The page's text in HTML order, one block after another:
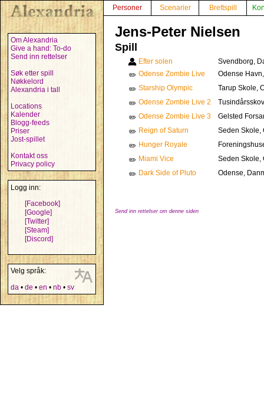
Om Alexandria
Give a hand: To-do
Send inn rettelser
Søk etter spill
Nøkkelord
Alexandria i tall
Locations
Kalender
Blogg-feeds
Priser
Jost-spillet
Kontakt oss
Privacy policy
Logg inn:
[Facebook]
[Google]
[Twitter]
[Steam]
[Discord]
Velg språk:
da • de • en • nb • sv
Personer Scenarier Brettspill
Jens-Peter Nielsen
Spill
Efter solen
Svendborg,
✏️ Odense Zombie Live
Odense
✏️ Starship Olympic
Tarup Skole,
✏️ Odense Zombie Live 2
✏️ Odense Zombie Live 3
Gelsted
✏️ Reign of Saturn
Seden Skole,
✏️ Hunger Royale
✏️ Miami Vice
Seden Skole,
✏️ Dark Side of Pluto Odense,
Send inn rettelser om denne siden